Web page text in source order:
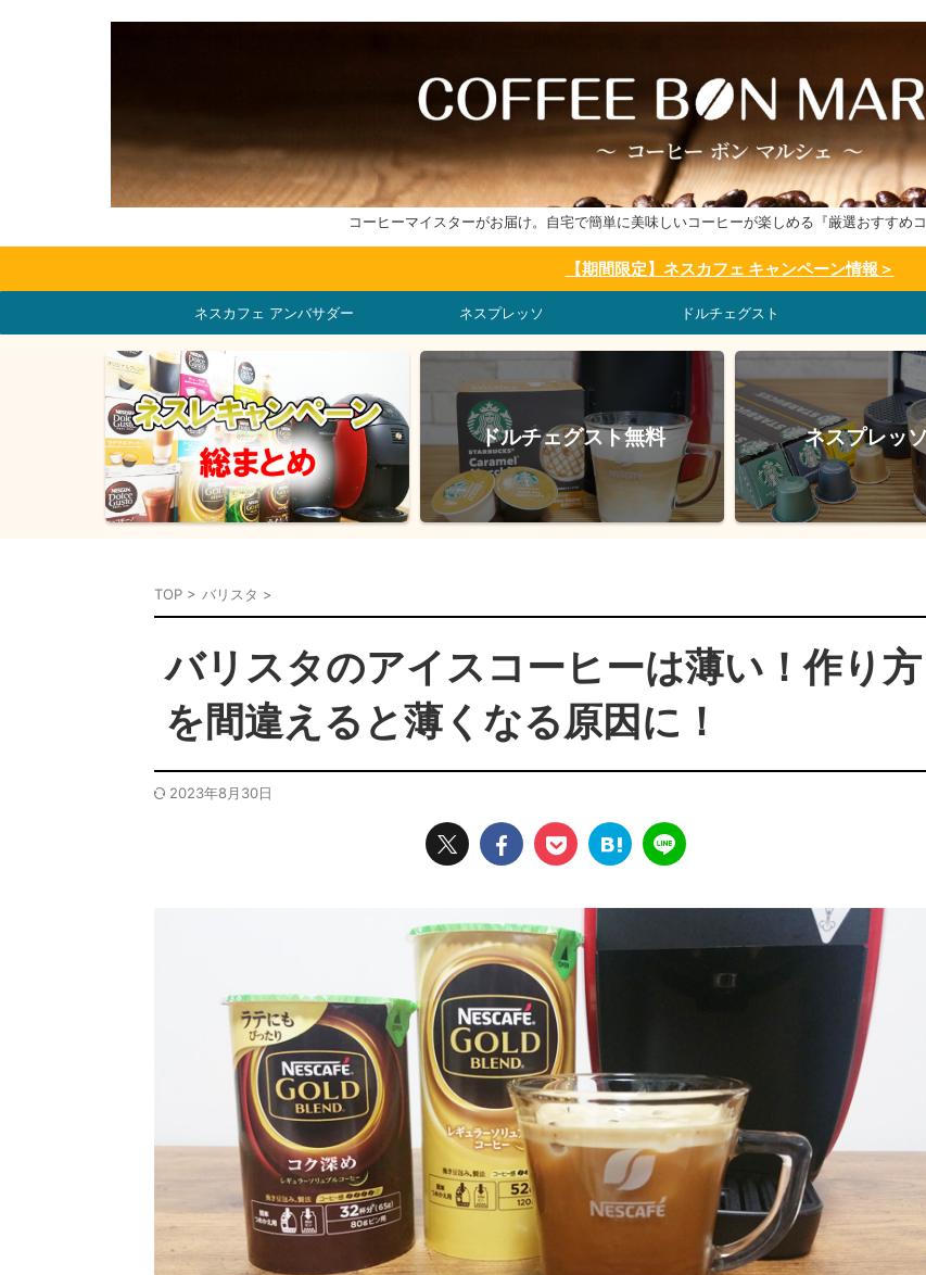
コーヒーマイスターがお届け。自宅で簡単に美味しいコーヒーが楽しめる『厳選おすすめ
【期間限定】ネスカフェ キャンペーン情報＞
ネスカフェ アンバサダー ネスプレッソ ドルチェグスト
ドルチェグスト無料 ネスプレッ
TOP > バリスタ >
バリスタのアイスコーヒーは薄い！作り方
を間違えると薄くなる原因に！
2023年8月30日